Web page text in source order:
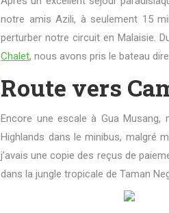
notre amis Azili, à seulement 15
perturber notre circuit en Malaisie.
Chalet, nous avons pris le bateau
Route vers
Encore une escale à Gua
Highlands dans le minibus, malgré
j’avais une copie des reçus de
dans la jungle tropicale de Taman